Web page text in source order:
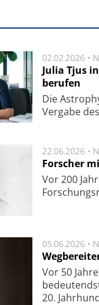
02.02.2026 •
Julia Tjus
berufen
Die
Ver­ga­be
22.06.2026 •
Forscher
Vor 200
05.06.2026 •
Vor 50
20.